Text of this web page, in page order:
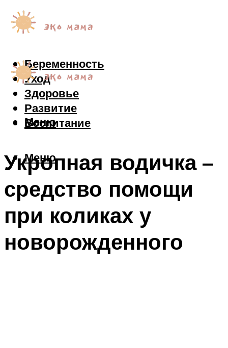
Беременность
Уход
Здоровье
Развитие
Воспитание
Меню
Меню
Укропная водичка –
средство помощи
при коликах у
новорожденного